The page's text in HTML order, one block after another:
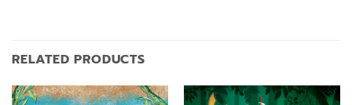
RELATED PRODUCTS